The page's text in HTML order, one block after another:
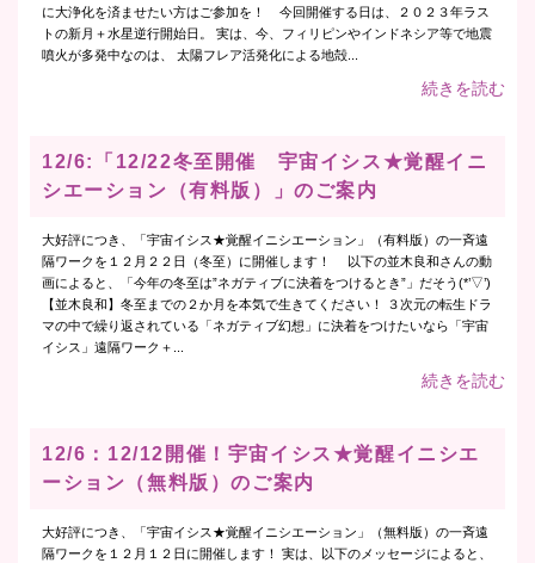
に大浄化を済ませたい方はご参加を！ 今回開催する日は、２０２３年ラス
トの新月＋水星逆行開始日。 実は、今、フィリピンやインドネシア等で地震
噴火が多発中なのは、 太陽フレア活発化による地殻...
続きを読む
12/6:「12/22冬至開催 宇宙イシス★覚醒イニ
シエーション（有料版）」のご案内
大好評につき、「宇宙イシス★覚醒イニシエーション」（有料版）の一斉遠
隔ワークを１２月２２日（冬至）に開催します！ 以下の並木良和さんの動
画によると、「今年の冬至は”ネガティブに決着をつけるとき”」だそう(*’▽’)
【並木良和】冬至までの２か月を本気で生きてください！ ３次元の転生ドラ
マの中で繰り返されている「ネガティブ幻想」に決着をつけたいなら「宇宙
イシス」遠隔ワーク＋...
続きを読む
12/6：12/12開催！宇宙イシス★覚醒イニシエ
ーション（無料版）のご案内
大好評につき、「宇宙イシス★覚醒イニシエーション」（無料版）の一斉遠
隔ワークを１２月１２日に開催します！ 実は、以下のメッセージによると、